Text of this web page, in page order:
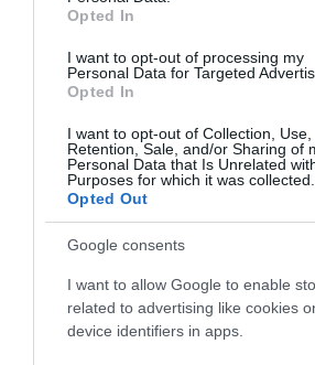
Opted In
I want to opt-out of processing my
Personal Data for Targeted
Opted In
I want to opt-out of Collection, Use,
Retention, Sale, and/or Sharing of
Personal Data that Is Unrelated
Purposes for which it was collected.
Opted Out
Google consents
I want to allow Google to enable
related to advertising like cookies
device identifiers in apps.
ΕΛΛΑΔΑ